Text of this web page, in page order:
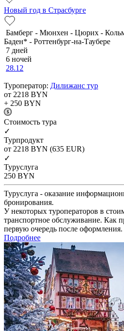
Новый год в Страсбурге
Бамберг - Мюнхен - Цюрих -
Баден* - Роттенбург-на-Таубере
7 дней
6 ночей
28.12
Туроператор: Дилижанс тур
от 2218 BYN
+ 250 BYN
Cтоимость тура
✓
Турпродукт
от 2218 BYN (635 EUR)
✓
Туруслуга
250 BYN
Туруслуга - оказание
бронирования.
У некоторых туроператоров в
транспортное обслуживание. Как
первую очередь после оформления.
Подробнее